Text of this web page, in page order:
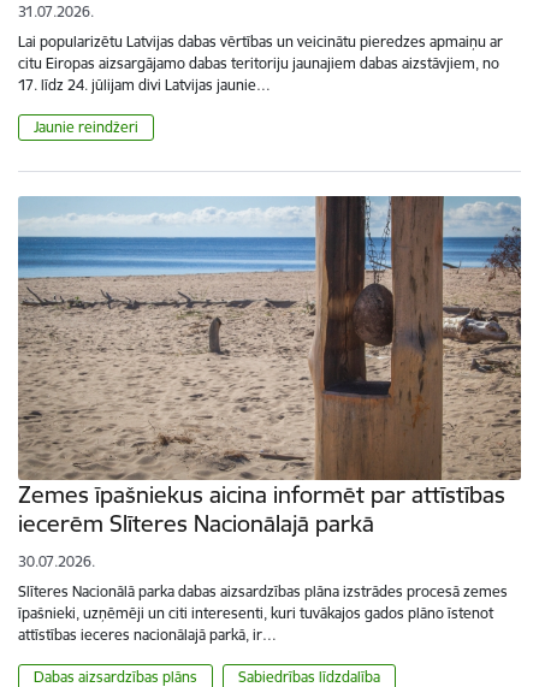
31.07.2026.
Lai popularizētu Latvijas dabas vērtības un veicinātu pieredzes apmaiņu ar
citu Eiropas aizsargājamo dabas teritoriju jaunajiem dabas aizstāvjiem, no
17. līdz 24. jūlijam divi Latvijas jaunie…
Jaunie reindžeri
Zemes īpašniekus aicina informēt par attīstības
iecerēm Slīteres Nacionālajā parkā
30.07.2026.
Slīteres Nacionālā parka dabas aizsardzības plāna izstrādes procesā zemes
īpašnieki, uzņēmēji un citi interesenti, kuri tuvākajos gados plāno īstenot
attīstības ieceres nacionālajā parkā, ir…
Dabas aizsardzības plāns
Sabiedrības līdzdalība